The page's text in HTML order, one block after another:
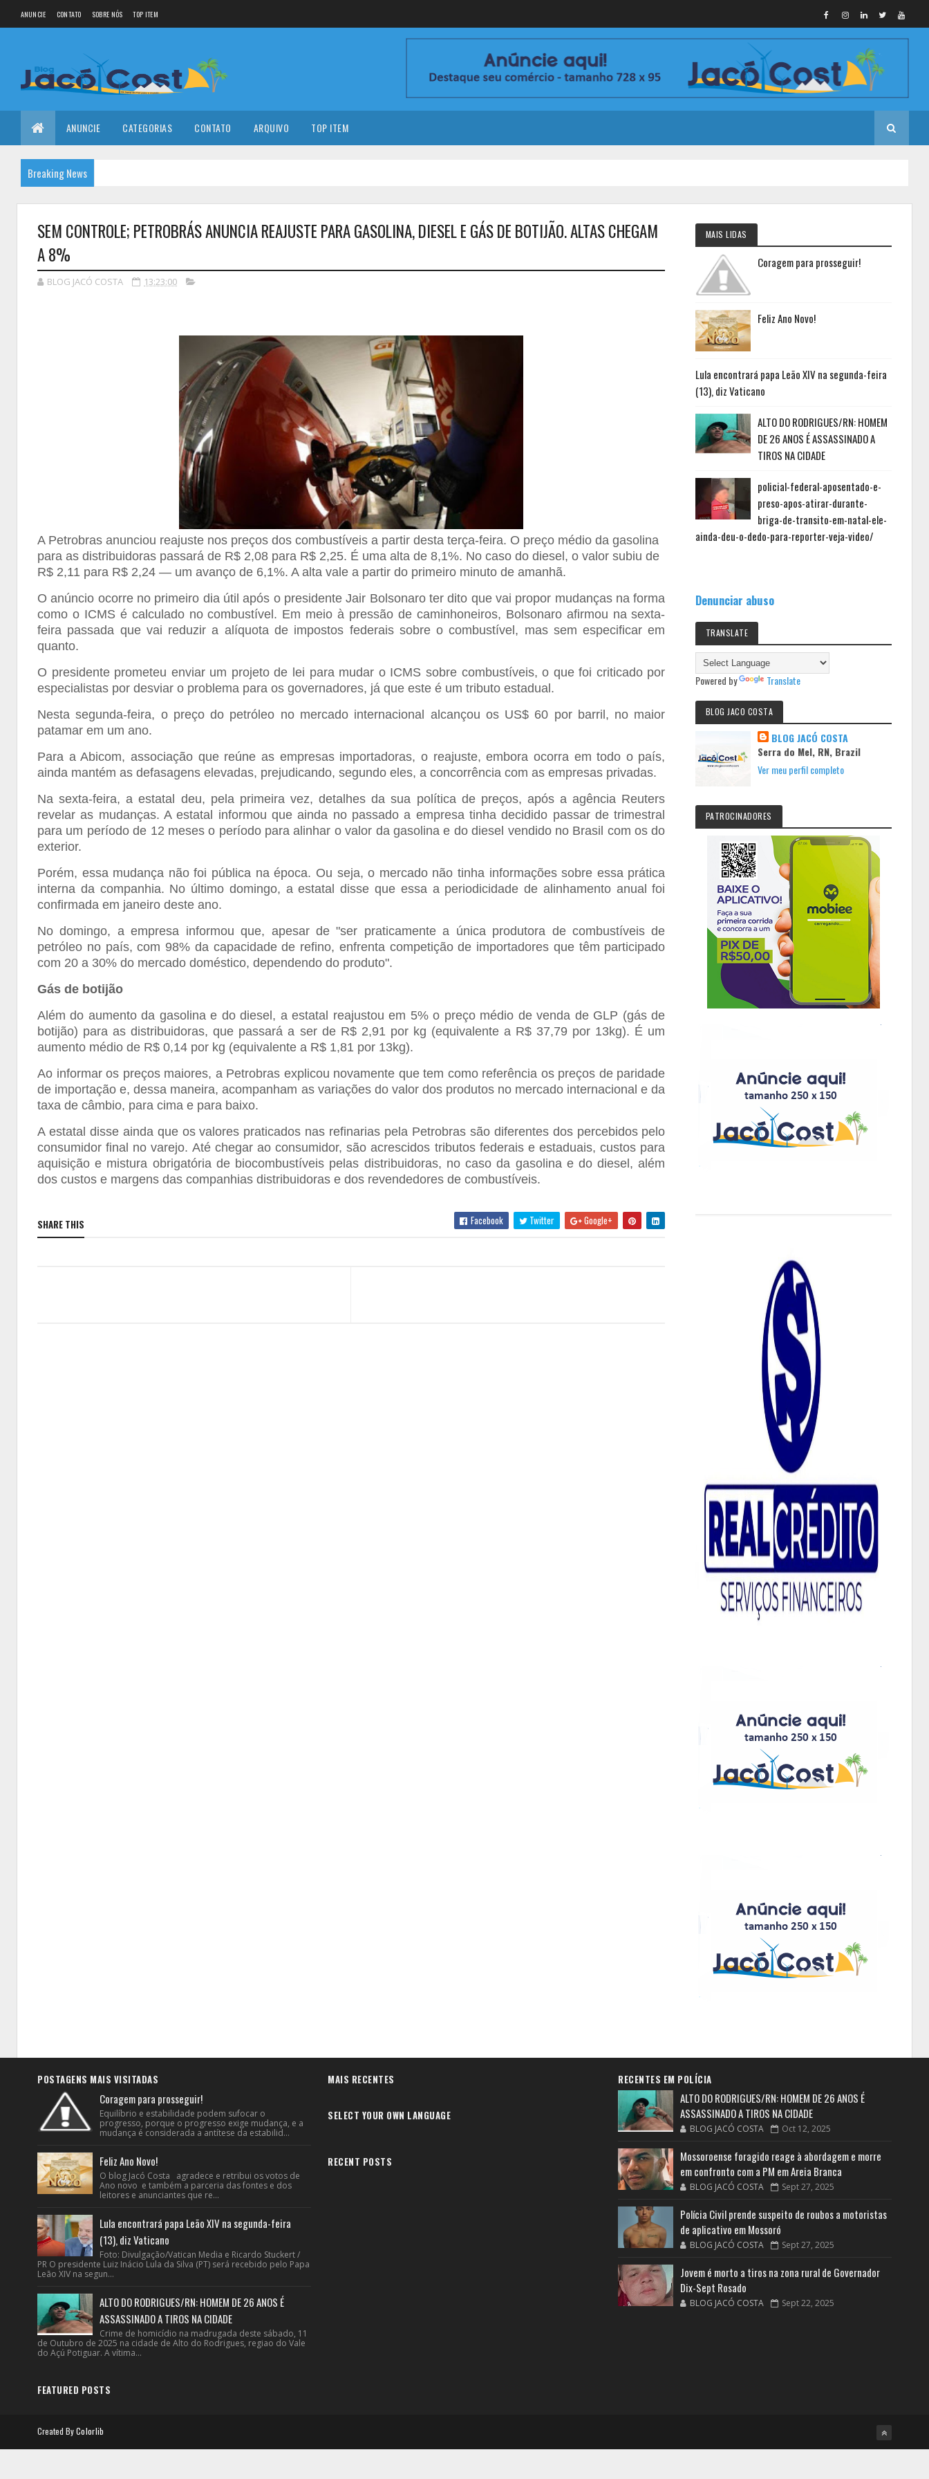
ANUNCIE CONTATO SOBRE NÓS TOP ITEM
ANUNCIE CATEGORIAS CONTATO ARQUIVO TOP ITEM
Breaking News
SEM CONTROLE; PETROBRÁS ANUNCIA REAJUSTE PARA GASOLINA, DIESEL E GÁS DE BOTIJÃO. ALTAS CHEGAM
A 8%
BLOG JACÓ COSTA 13:23:00
A Petrobras anunciou reajuste nos preços dos combustíveis a partir desta terça-feira. O preço médio da gasolina
para as distribuidoras passará de R$ 2,08 para R$ 2,25. É uma alta de 8,1%. No caso do diesel, o valor subiu de
R$ 2,11 para R$ 2,24 — um avanço de 6,1%. A alta vale a partir do primeiro minuto de amanhã.
O anúncio ocorre no primeiro dia útil após o presidente Jair Bolsonaro ter dito que vai propor mudanças na forma
como o ICMS é calculado no combustível. Em meio à pressão de caminhoneiros, Bolsonaro afirmou na sexta-
feira passada que vai reduzir a alíquota de impostos federais sobre o combustível, mas sem especificar em
quanto.
O presidente prometeu enviar um projeto de lei para mudar o ICMS sobre combustíveis, o que foi criticado por
especialistas por desviar o problema para os governadores, já que este é um tributo estadual.
Nesta segunda-feira, o preço do petróleo no mercado internacional alcançou os US$ 60 por barril, no maior
patamar em um ano.
Para a Abicom, associação que reúne as empresas importadoras, o reajuste, embora ocorra em todo o país,
ainda mantém as defasagens elevadas, prejudicando, segundo eles, a concorrência com as empresas privadas.
Na sexta-feira, a estatal deu, pela primeira vez, detalhes da sua política de preços, após a agência Reuters
revelar as mudanças. A estatal informou que ainda no passado a empresa tinha decidido passar de trimestral
para um período de 12 meses o período para alinhar o valor da gasolina e do diesel vendido no Brasil com os do
exterior.
Porém, essa mudança não foi pública na época. Ou seja, o mercado não tinha informações sobre essa prática
interna da companhia. No último domingo, a estatal disse que essa a periodicidade de alinhamento anual foi
confirmada em janeiro deste ano.
No domingo, a empresa informou que, apesar de "ser praticamente a única produtora de combustíveis de
petróleo no país, com 98% da capacidade de refino, enfrenta competição de importadores que têm participado
com 20 a 30% do mercado doméstico, dependendo do produto".
Gás de botijão
Além do aumento da gasolina e do diesel, a estatal reajustou em 5% o preço médio de venda de GLP (gás de
botijão) para as distribuidoras, que passará a ser de R$ 2,91 por kg (equivalente a R$ 37,79 por 13kg). É um
aumento médio de R$ 0,14 por kg (equivalente a R$ 1,81 por 13kg).
Ao informar os preços maiores, a Petrobras explicou novamente que tem como referência os preços de paridade
de importação e, dessa maneira, acompanham as variações do valor dos produtos no mercado internacional e da
taxa de câmbio, para cima e para baixo.
A estatal disse ainda que os valores praticados nas refinarias pela Petrobras são diferentes dos percebidos pelo
consumidor final no varejo. Até chegar ao consumidor, são acrescidos tributos federais e estaduais, custos para
aquisição e mistura obrigatória de biocombustíveis pelas distribuidoras, no caso da gasolina e do diesel, além
dos custos e margens das companhias distribuidoras e dos revendedores de combustíveis.
SHARE THIS Facebook Twitter Google+
MAIS LIDAS
Coragem para prosseguir!
Feliz Ano Novo!
Lula encontrará papa Leão XIV na segunda-feira
(13), diz Vaticano
ALTO DO RODRIGUES/RN: HOMEM
DE 26 ANOS É ASSASSINADO A
TIROS NA CIDADE
policial-federal-aposentado-e-
preso-apos-atirar-durante-
briga-de-transito-em-natal-ele-
ainda-deu-o-dedo-para-reporter-veja-video/
Denunciar abuso
TRANSLATE
Powered by Translate
BLOG JACO COSTA
BLOG JACÓ COSTA
Serra do Mel, RN, Brazil
Ver meu perfil completo
PATROCINADORES
POSTAGENS MAIS VISITADAS
Coragem para prosseguir!
Equilíbrio e estabilidade podem sufocar o
progresso, porque o progresso exige mudança, e a
mudança é considerada a antítese da estabilid...
Feliz Ano Novo!
O blog Jacó Costa agradece e retribui os votos de
Ano novo e também a parceria das fontes e dos
leitores e anunciantes que re...
Lula encontrará papa Leão XIV na segunda-feira
(13), diz Vaticano
Foto: Divulgação/Vatican Media e Ricardo Stuckert /
PR O presidente Luiz Inácio Lula da Silva (PT) será recebido pelo Papa
Leão XIV na segun...
ALTO DO RODRIGUES/RN: HOMEM DE 26 ANOS É
ASSASSINADO A TIROS NA CIDADE
Crime de homicídio na madrugada deste sábado, 11
de Outubro de 2025 na cidade de Alto do Rodrigues, regiao do Vale
do Açú Potiguar. A vítima...
FEATURED POSTS
MAIS RECENTES
SELECT YOUR OWN LANGUAGE
RECENT POSTS
RECENTES EM POLÍCIA
ALTO DO RODRIGUES/RN: HOMEM DE 26 ANOS É
ASSASSINADO A TIROS NA CIDADE
BLOG JACÓ COSTA Oct 12, 2025
Mossoroense foragido reage à abordagem e morre
em confronto com a PM em Areia Branca
BLOG JACÓ COSTA Sept 27, 2025
Polícia Civil prende suspeito de roubos a motoristas
de aplicativo em Mossoró
BLOG JACÓ COSTA Sept 27, 2025
Jovem é morto a tiros na zona rural de Governador
Dix-Sept Rosado
BLOG JACÓ COSTA Sept 22, 2025
Created ByColorlib